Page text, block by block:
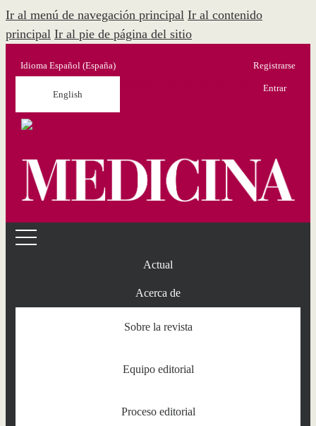
Ir al menú de navegación principal Ir al contenido
principal Ir al pie de página del sitio
Idioma Español (España)
English
Registrarse
Entrar
Actual
Acerca de
Sobre la revista
Equipo editorial
Proceso editorial